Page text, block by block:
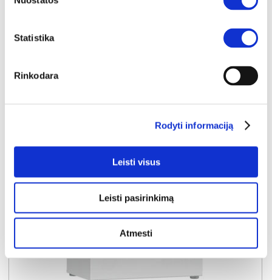
Statistika
Rinkodara
Rodyti informaciją
Leisti visus
Leisti pasirinkimą
Atmesti